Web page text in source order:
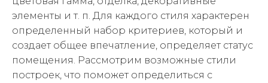
элементы и т. п. Для каждого стиля характерен
определенный набор критериев, который и
создает общее впечатление, определяет статус
помещения. Рассмотрим возможные стили
построек, что поможет определиться с